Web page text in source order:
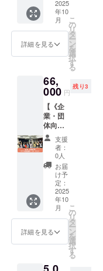
送付 ・
注意事
項：起
ンルは
問いま
後、ヒ
アリン
グシー
トをお
送り
し、ご
希望に
沿った
内容で
実施い
たしま
す。 ・
有効期
限：提
供後6ヶ
希望に
応じて
進行内
スタマ
イズ可
49,500
円を特
別価格
33,000
円。 食
べ痩せ
の基本
が学べ
る電子
書籍も
セット
でお届
けしま
す。 提
供方
Zoomで
の個別
す。簡
単で気
持ちが
良い運
動でく
できる
ように
なりま
す。 ダ
イエッ
トビジ
ネスを
してい
る人の
差別化
にもオ
スス
メ！電
子書籍
付き。
法：
Zoomに
証とし
て、感
謝の気
持ちを
込めて
子書籍
もセッ
トで提
供しま
す。 提
供方
法：書
籍の巻
末にお
名前を
掲載。
電子書
籍のダ
ウン
ロード
リンク
をメー
分）】
社員の
健康意
識を高
め、日
常の習
慣を見
きっか
けに。
「食べ
て痩せ
る」メ
ソッド
をベー
スにし
た、食
習慣改
善と簡
単エク
ササイ
ズを組
み合わ
せたオ
ンライ
ます。
2025
年10
月
詳細を見る
こ
の
リ
タ
ー
ン
を
選
択
す
る
66,
000 円
残り3
【《企
業・団
体向
け》リ
アル健
康講座
（60〜
分）】
職場で
直接受
けられ
る、実
践型の
健康講
座で
「食べ
支援
者：
0人
お届
け予
定：
2025
年10
月
詳細を見る
こ
の
リ
タ
ー
ン
を
選
択
す
る